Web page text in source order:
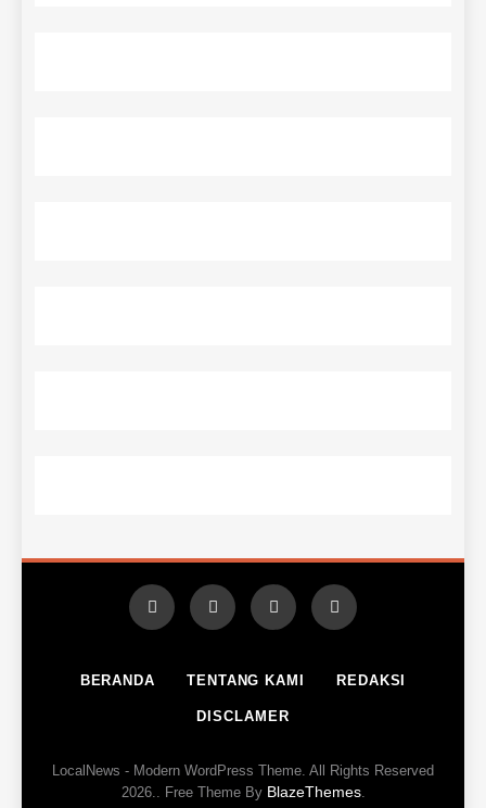
BERANDA TENTANG KAMI REDAKSI
DISCLAMER
LocalNews - Modern WordPress Theme. All Rights Reserved
2026.. Free Theme By BlazeThemes.